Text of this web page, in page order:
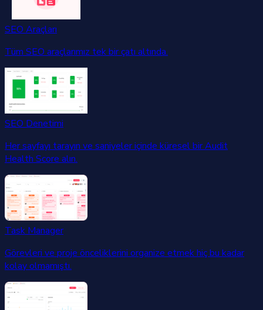
SEO Araçları
Tüm SEO araçlarımız tek bir çatı altında.
SEO Denetimi
Her sayfayı tarayın ve saniyeler içinde küresel bir Audit
Health Score alın.
Task Manager
Görevleri ve proje önceliklerini organize etmek hiç bu kadar
kolay olmamıştı.